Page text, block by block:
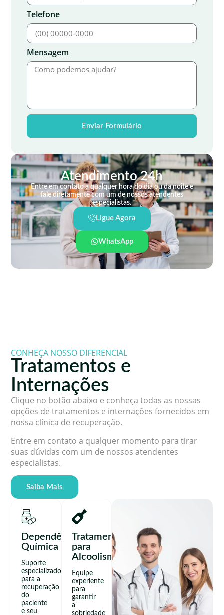
Telefone
Mensagem
Enviar Formulário
Atendimento 24h
Entre em contato a qualquer hora do dia ou da noite e
fale diretamente com um de nossos atendentes
especialistas.
Ligue Agora
WhatsApp
Dependência
Química
Suporte
especializado
para a
recuperação
do
paciente
e seu
Tratamento
para
Alcoolismo
Equipe
experiente
para
garantir
a
sobriedade
CONHEÇA NOSSO DIFERENCIAL
Tratamentos e
Internações
Clique no botão abaixo e conheça todas as nossas
opções de tratamentos e internações fornecidos em
nossa clínica de recuperação.
Entre em contato a qualquer momento para tirar
suas dúvidas com um de nossos atendentes
especialistas.
Saiba Mais